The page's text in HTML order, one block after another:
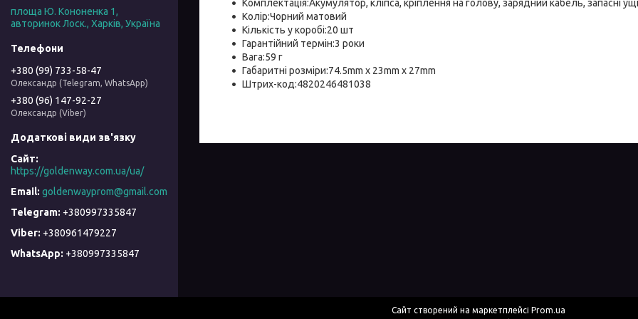
Комплектація:Акумулятор, кліпса, кріплення на голову, зарядний кабель, запасні
Колір:Чорний матовий
Кількість у коробі:20 шт
Гарантійний термін:3 роки
Вага:59 г
Габаритні розміри:74.5mm х 23mm х 27mm
Штрих-код:4820246481038
площа Ю. Кононенка 1,
авторинок Лоск., Харків, Україна
+380 (99) 733-58-47
Олександр (Telegram, WhatsApp)
+380 (96) 147-92-27
Олександр (Viber)
https://goldenway.com.ua/ua/
goldenwayprom@gmail.com
+380997335847
+380961479227
+380997335847
Сайт створений на маркетплейсі Prom.ua